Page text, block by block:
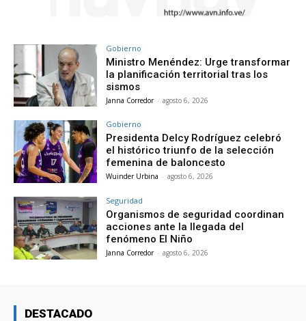
Gobierno
Ministro Menéndez: Urge transformar
la planificación territorial tras los
sismos
Janna Corredor - agosto 6, 2026
Gobierno
Presidenta Delcy Rodríguez celebró
el histórico triunfo de la selección
femenina de baloncesto
Wuinder Urbina - agosto 6, 2026
Seguridad
Organismos de seguridad coordinan
acciones ante la llegada del
fenómeno El Niño
Janna Corredor - agosto 6, 2026
DESTACADO